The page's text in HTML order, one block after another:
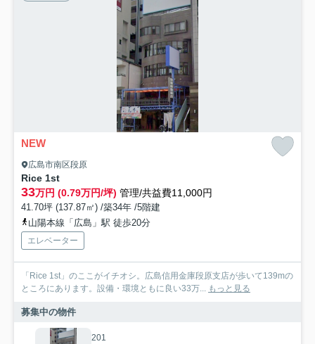
NEW
広島市南区段原
Rice 1st
33万円 (0.79万円/坪) 管理/共益費11,000円
41.70坪 (137.87㎡) /築34年 /5階建
山陽本線「広島」駅 徒歩20分
エレベーター
「Rice 1st」のここがイチオシ。広島信用金庫段原支店が歩いて139mの
ところにあります。設備・環境ともに良い33万... もっと見る
募集中の物件
201